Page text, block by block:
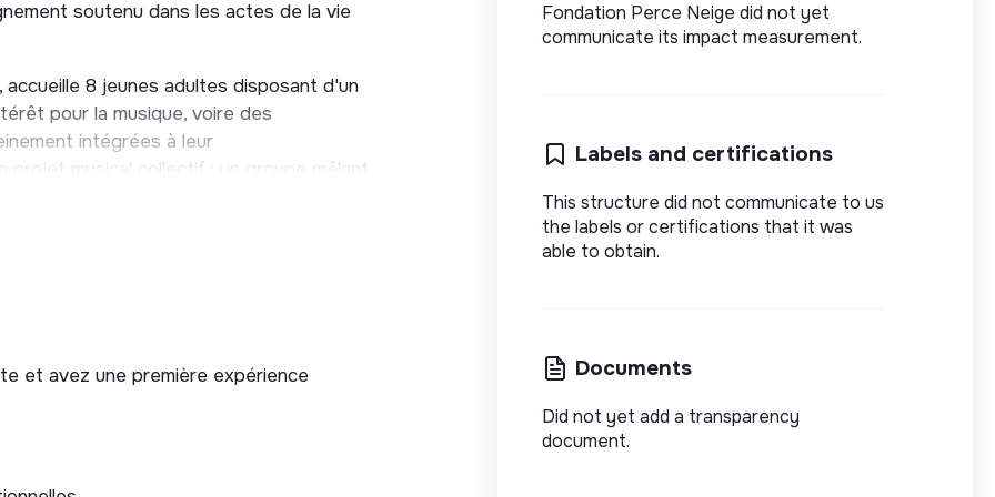
soutenu dans les actes de la vie
8 jeunes adultes disposant d'un
pour la musique, voire des
intégrées à leur
projet musical collectif : un groupe mêlant
original de lien social,
soutenir l'autonomie dans la vie
et culturelles, ainsi que garantir la
et avez une première expérience
Fondation Perce Neige did not yet
communicate its impact measurement.
Labels and certifications
This structure did not communicate to us
the labels or certifications that it was
able to obtain.
Documents
Did not yet add a transparency
document.